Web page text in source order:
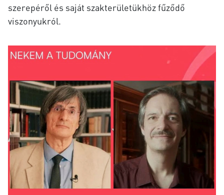
szerepéről és saját szakterületükhöz fűződő
viszonyukról.